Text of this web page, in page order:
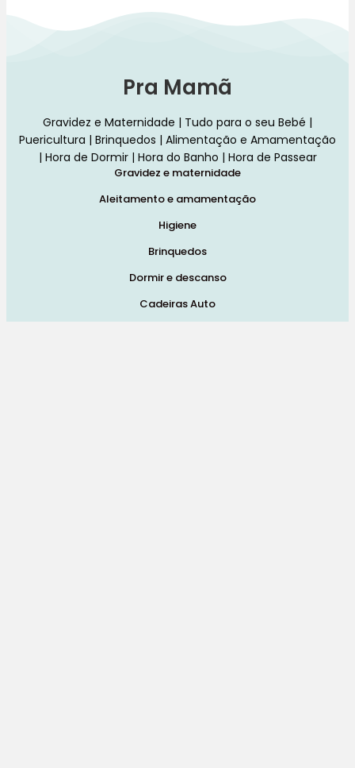
Pra Mamã
Gravidez e Maternidade | Tudo para o seu Bebé |
Puericultura | Brinquedos | Alimentação e Amamentação
| Hora de Dormir | Hora do Banho | Hora de Passear
Gravidez e maternidade
Aleitamento e amamentação
Higiene
Brinquedos
Dormir e descanso
Cadeiras Auto